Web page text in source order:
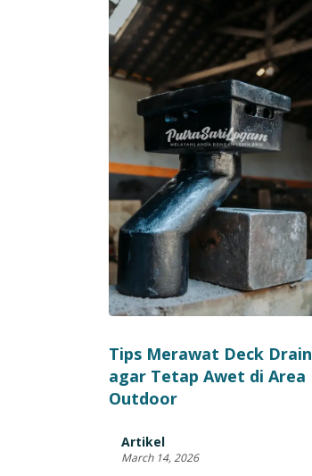
Tips Merawat Deck Drain
agar Tetap Awet di Area
Outdoor
Artikel
March 14, 2026